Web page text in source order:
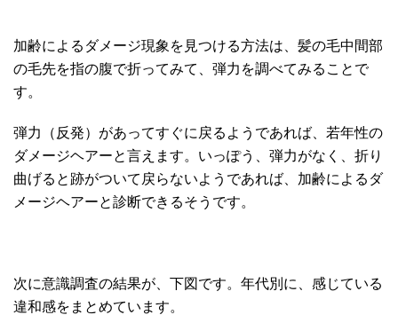
加齢によるダメージ現象を見つける方法は、髪の毛中間部
の毛先を指の腹で折ってみて、弾力を調べてみることで
す。
弾力（反発）があってすぐに戻るようであれば、若年性の
ダメージヘアーと言えます。いっぽう、弾力がなく、折り
曲げると跡がついて戻らないようであれば、加齢によるダ
メージヘアーと診断できるそうです。
次に意識調査の結果が、下図です。年代別に、感じている
違和感をまとめています。